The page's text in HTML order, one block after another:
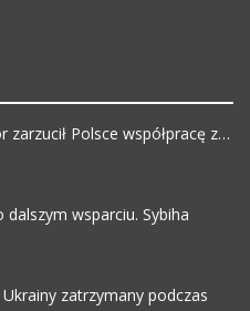
zarzucił Polsce współpracę z…
dalszym wsparciu. Sybiha
zatrzymany podczas